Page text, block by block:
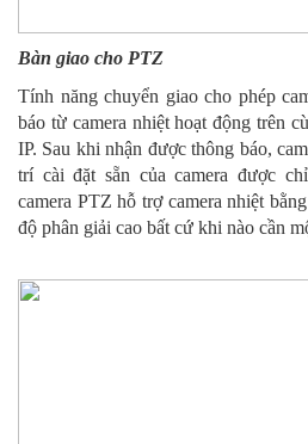
Bàn giao cho PTZ
Tính năng chuyển giao cho phép
báo từ camera nhiệt hoạt động trên
IP. Sau khi nhận được thông báo,
trí cài đặt sẵn của camera được
camera PTZ hỗ trợ camera nhiệt
độ phân giải cao bất cứ khi nào cần